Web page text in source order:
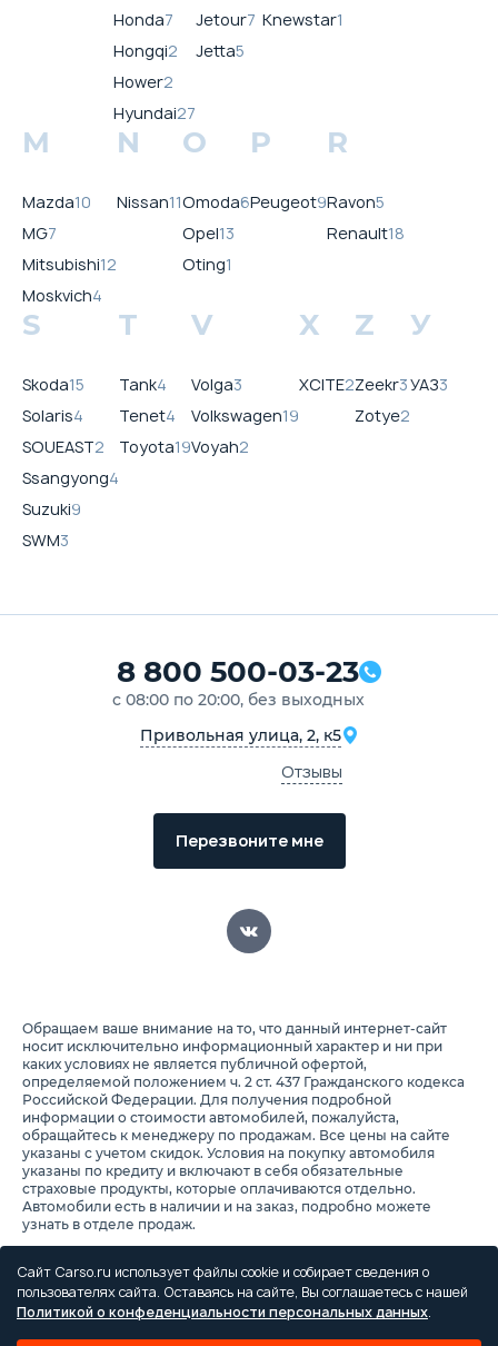
Honda7
Hongqi2
Hower2
Hyundai27
Jetour7
Jetta5
Knewstar1
M
Mazda10
MG7
Mitsubishi12
Moskvich4
N
Nissan11
O
Omoda6
Opel13
Oting1
P
Peugeot9
R
Ravon5
Renault18
S
Skoda15
Solaris4
SOUEAST2
Ssangyong4
Suzuki9
SWM3
T
Tank4
Tenet4
Toyota19
V
Volga3
Volkswagen19
Voyah2
X
XCITE2
Z
Zeekr3
Zotye2
У
УАЗ3
8 800 500-03-23
с 08:00 по 20:00, без выходных
Привольная улица, 2, к5
Отзывы
Перезвоните мне
Обращаем ваше внимание на то, что данный интернет-сайт
носит исключительно информационный характер и ни при
каких условиях не является публичной офертой,
определяемой положением ч. 2 ст. 437 Гражданского кодекса
Российской Федерации. Для получения подробной
информации о стоимости автомобилей, пожалуйста,
обращайтесь к менеджеру по продажам. Все цены на сайте
указаны с учетом скидок. Условия на покупку автомобиля
указаны по кредиту и включают в себя обязательные
страховые продукты, которые оплачиваются отдельно.
Автомобили есть в наличии и на заказ, подробно можете
узнать в отделе продаж.
Предоставляя свои персональные данные и используя
настоящий веб-сайт, Вы соглашаетесь с обработкой Ваших
персональных данных и принимаете условия их обработки.
Сайт Carso.ru использует файлы cookie и собирает сведения о
пользователях сайта. Оставаясь на сайте, Вы соглашаетесь с нашей
Политикой о конфеденциальности персональных данных.